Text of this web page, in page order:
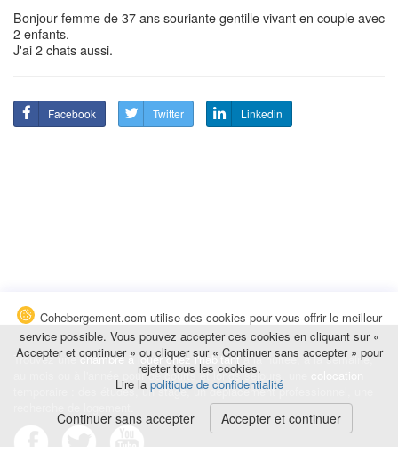
Bonjour femme de 37 ans souriante gentille vivant en couple avec
2 enfants.
J'ai 2 chats aussi.
Facebook Twitter Linkedin
Trouvez unechambre à louer chez l'habitantà la nuitée, à la semaine,
au mois ou à l'année pour de courts et longs séjours, une
temporaire : des études, un stage, un déplacement professionnel, une
Cohebergement.com utilise des cookies pour vous offrir le meilleur
service possible. Vous pouvez accepter ces cookies en cliquant sur «
Accepter et continuer » ou cliquer sur « Continuer sans accepter » pour
rejeter tous les cookies.
Lire la politique de confidentialité
Continuer sans accepter Accepter et continuer